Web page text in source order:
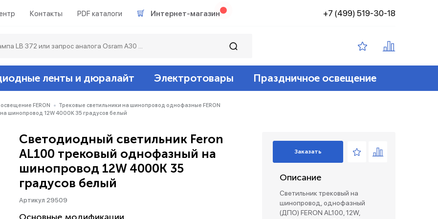
Контакты PDF каталоги Интернет-магазин +7 (499) 519-30-18
Светодиодные лампы филамент
Металлогалогенные лампы
Акцентное освещение
ленты и дюралайт
Ленты светодиодные 12v
Аксессуары
Электротовары
Датчики
Эпра (балласты)
Праздничное освещение
Гирлянды белт-лайт
FERON
Трековые светильники на шинопровод однофазные FERON
шинопровод 12W 4000K 35 градусов белый
Светодиодный светильник Feron
AL100 трековый однофазный на
шинопровод 12W 4000K 35
градусов белый
Артикул 29509
Заказать
Описание
Светильник трековый на
шинопровод, однофазный
(ДПО) FERON AL100, 12W,